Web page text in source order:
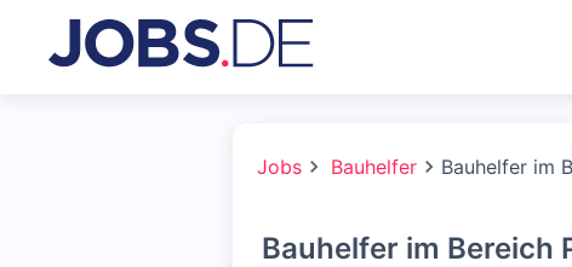
Jobs Bauhelfer Bauhelfer im
Bauhelfer im Bereich